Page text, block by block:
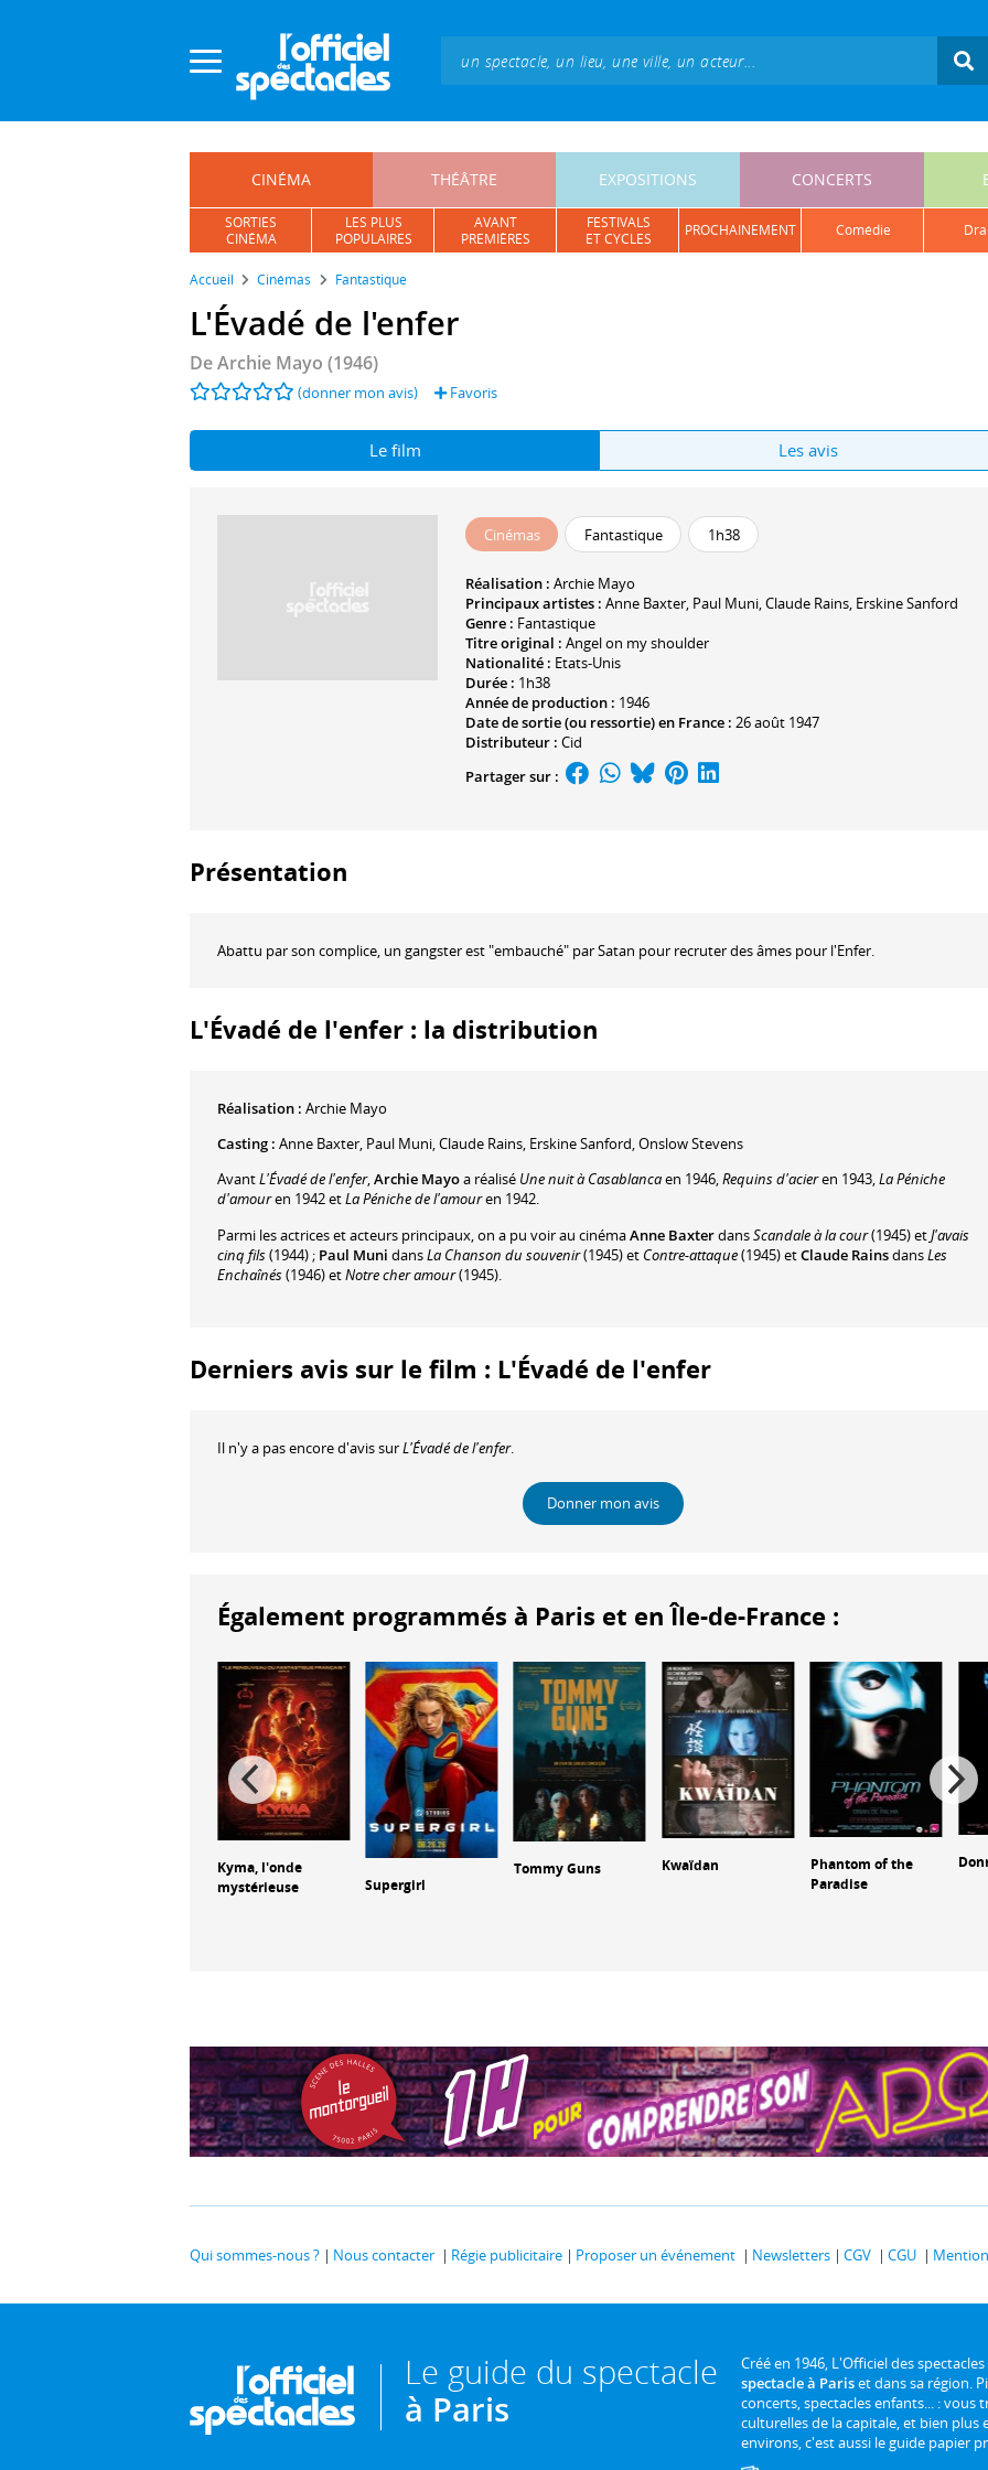
CINÉMA THÉÂTRE EXPOSITIONS CONCERTS
SORTIES
CINÉMA
LES PLUS
POPULAIRES
AVANT
PREMIÈRES
FESTIVALS
ET CYCLES
PROCHAINEMENT comédie
Accueil Cinémas Fantastique
L'Évadé de l'enfer
DeArchie Mayo (1946)
(donner mon avis) Favoris
Le film Les avis
Cinémas Fantastique 1h38
Réalisation : Archie Mayo
Principaux artistes : Anne Baxter, Paul Muni,Claude Rains, Erskine Sanford
Genre : Fantastique
Titre original : Angel on my shoulder
Nationalité : Etats-Unis
Durée : 1h38
Année de production : 1946
Date de sortie (ou ressortie) en France : 26 août 1947
Distributeur : Cid
Partager sur :
Présentation
Abattu par son complice, un gangster est "embauché" par Satan pour recruter des âmes pour l'Enfer.
L'Évadé de l'enfer : la distribution
Réalisation : Archie Mayo
Casting : Anne Baxter, Paul Muni,Claude Rains, Erskine Sanford,Onslow Stevens
AvantL'Évadé de l'enfer,Archie Mayoa réalisé Une nuit à Casablancaen 1946,Requins d'acieren 1943,La Péniche
d'amouren 1942 etLa Péniche de l'amouren 1942.
Parmi les actrices et acteurs principaux, on a pu voir au cinémaAnne BaxterdansScandale à la cour(1945) etJ'avais
cinq fils(1944) ; Paul Muni dansLa Chanson du souvenir(1945) et Contre-attaque(1945) etClaude RainsdansLes
Enchaînés(1946) etNotre cher amour(1945).
Derniers avis sur le film : L'Évadé de l'enfer
Il n'y a pas encore d'avis surL'Évadé de l'enfer.
Donner mon avis
Également programmés à Paris et en Île-de-France :
Kyma, l'onde
mystérieuse
Supergirl
Tommy Guns Kwaïdan
Phantom of the
Paradise
Qui sommes-nous ? Nous contacter Régie publicitaire Proposer un événement Newsletters CGV CGU
Le guide du spectacle
à Paris
Créé en 1946, L'Officiel des
spectacle à Pariset dans sa région.
concerts, spectacles enfants... :
culturelles de la capitale, et bien plus
environs, c'est aussi le guide papier